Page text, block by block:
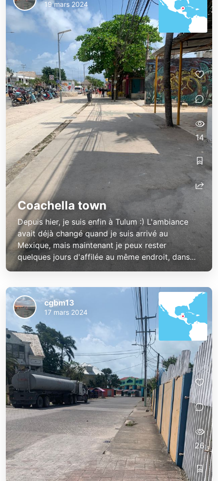
Coachella town
Depuis hier, je suis enfin à Tulum :) L'ambiance
avait déjà changé quand je suis arrivé au
Mexique, mais maintenant je peux rester
quelques jours d'affilée au même endroit, dans...
19 mars 2024
14
cgbm13
17 mars 2024
26